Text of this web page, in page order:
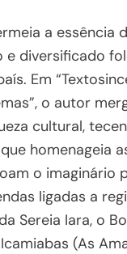
a essência
e diversificado
Em
o autor
cultural,
homenageia
o imaginário
ligadas a
Sereia Iara, o
(As